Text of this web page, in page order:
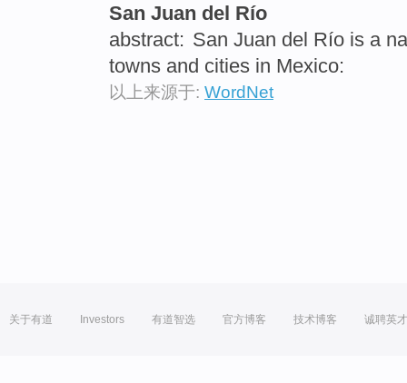
San Juan del Río
abstract: San Juan del Río is a
towns and cities in Mexico:
以上来源于: WordNet
关于有道 Investors 有道智选 官方博客 技术博客 诚聘英才